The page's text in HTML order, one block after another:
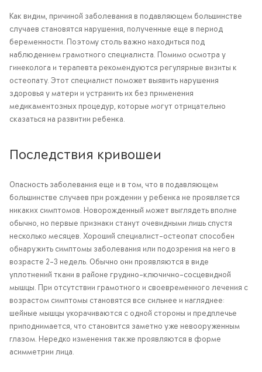
Как видим, причиной заболевания в подавляющем большинстве
случаев становятся нарушения, полученные еще в период
беременности. Поэтому столь важно находиться под
наблюдением грамотного специалиста. Помимо осмотра у
гинеколога и терапевта рекомендуются регулярные визиты к
остеопату. Этот специалист поможет выявить нарушения
здоровья у матери и устранить их без применения
медикаментозных процедур, которые могут отрицательно
сказаться на развитии ребенка.
Последствия кривошеи
Опасность заболевания еще и в том, что в подавляющем
большинстве случаев при рождении у ребенка не проявляется
никаких симптомов. Новорожденный может выглядеть вполне
обычно, но первые признаки станут очевидными лишь спустя
несколько месяцев. Хороший специалист-остеопат способен
обнаружить симптомы заболевания или подозрения на него в
возрасте 2–3 недель. Обычно они проявляются в виде
уплотнений ткани в районе грудино-ключично-сосцевидной
мышцы. При отсутствии грамотного и своевременного лечения с
возрастом симптомы становятся все сильнее и нагляднее:
шейные мышцы укорачиваются с одной стороны и предплечье
приподнимается, что становится заметно уже невооруженным
глазом. Нередко изменения также проявляются в форме
асимметрии лица.